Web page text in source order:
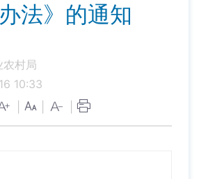
法》的通知
农村局
10:33